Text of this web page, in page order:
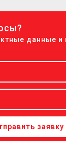
данные
заявку